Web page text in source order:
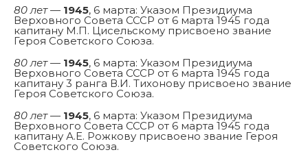
80 лет— 1945, 6 марта: Указом Президиума
Верховного Совета СССР от 6 марта 1945 года
капитану М.П. Цисельскому присвоено звание
Героя Советского Союза.
80 лет— 1945, 6 марта: Указом Президиума
Верховного Совета СССР от 6 марта 1945 года
капитану 3 ранга В.И. Тихонову присвоено звание
Героя Советского Союза.
80 лет— 1945, 6 марта: Указом Президиума
Верховного Совета СССР от 6 марта 1945 года
капитану А.Е. Рожкову присвоено звание Героя
Советского Союза.